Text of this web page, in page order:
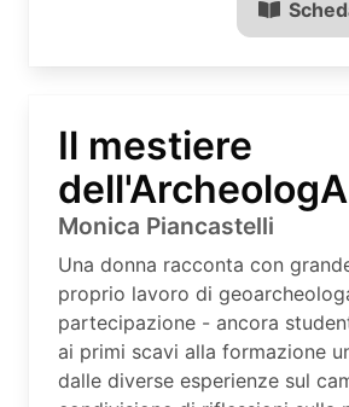
Il mestiere
dell'ArcheologA
Monica Piancastelli
Una donna racconta con
proprio lavoro di
partecipazione - ancora
ai primi scavi alla formazione
dalle diverse esperienze sul